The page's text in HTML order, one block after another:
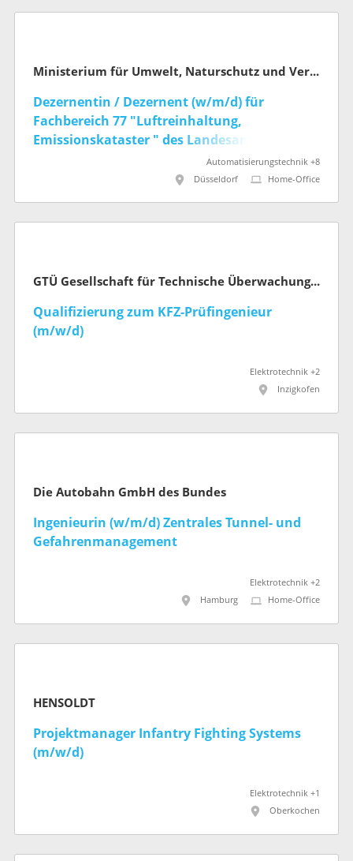
Ministerium für Umwelt, Naturschutz und Verkehr des Landes Nordrhein-Westfalen
Dezernentin / Dezernent (w/m/d) für
Fachbereich 77 "Luftreinhaltung,
Emissionskataster " des Landesamts für
Natur, Umwelt und Klima NRWAutomatisierungstechnik +8
Düsseldorf
Home-Office
GTÜ Gesellschaft für Technische Überwachung mbH
Qualifizierung zum KFZ-Prüfingenieur
(m/w/d)
Elektrotechnik +2
Inzigkofen
Die Autobahn GmbH des Bundes
Ingenieurin (w/m/d) Zentrales Tunnel- und
Gefahrenmanagement
Elektrotechnik +2
Hamburg
Home-Office
HENSOLDT
Projektmanager Infantry Fighting Systems
(m/w/d)
Elektrotechnik +1
Oberkochen